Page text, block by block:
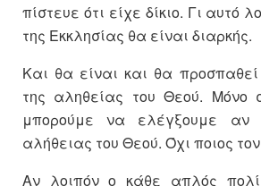
πίστευε ότι είχε δίκιο. Γι αυτό
της Εκκλησίας θα είναι διαρκής.
Και θα είναι και θα
της αληθείας του Θεού. Μόνο
μπορούμε να ελέγξουμε αν
αλήθειας του Θεού. Όχι ποιος
Αν λοιπόν ο κάθε απλός